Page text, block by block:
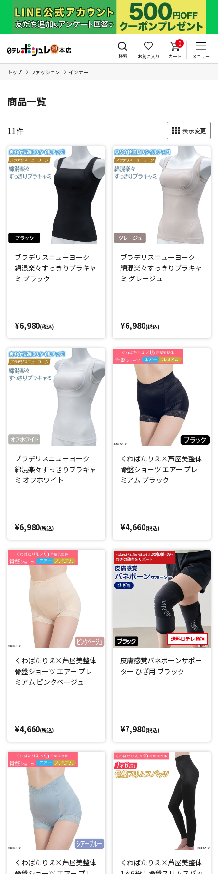
検索 お気に入り
0
カート メニュー
トップ ファッション インナー
商品一覧
11件 表示変更
ブラデリスニューヨーク
綿混楽々すっきりブラキャ
ミ ブラック
¥6,980(税込)
ブラデリスニューヨーク
綿混楽々すっきりブラキャ
ミ グレージュ
¥6,980(税込)
ブラデリスニューヨーク
綿混楽々すっきりブラキャ
ミ オフホワイト
¥6,980(税込)
くわばたりえ×芦屋美整体
骨盤ショーツ エアー プレ
ミアム ブラック
¥4,660(税込)
くわばたりえ×芦屋美整体
骨盤ショーツ エアー プレ
ミアム ピンクベージュ
¥4,660(税込)
送料日テレ負担
皮膚感覚バネボーンサポー
ター ひざ用 ブラック
¥7,980(税込)
くわばたりえ×芦屋美整体
くわばたりえ×芦屋美整体